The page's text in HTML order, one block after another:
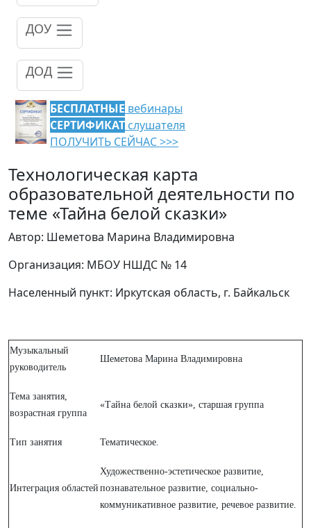
ДОУ
ДОД
БЕСПЛАТНЫЕ вебинары
СЕРТИФИКАТ слушателя
ПОЛУЧИТЬ СЕЙЧАС >>>
Технологическая карта
образовательной деятельности по
теме «Тайна белой сказки»
Автор: Шеметова Марина Владимировна
Организация: МБОУ НШДС № 14
Населенный пункт: Иркутская область, г. Байкальск
Музыкальный
руководитель
Шеметова Марина Владимировна
Тема занятия,
возрастная группа
«Тайна белой сказки», старшая группа
Тип занятия Тематическое.
Интеграция областей
Художественно-эстетическое развитие,
познавательное развитие, социально-
коммуникативное развитие, речевое развитие.